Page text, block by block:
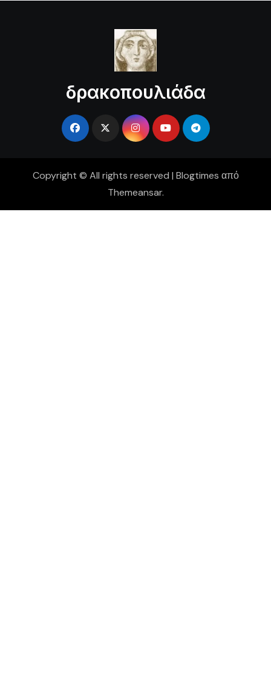
δρακοπουλιάδα
Copyright © All rights reserved | Blogtimes από
Themeansar.